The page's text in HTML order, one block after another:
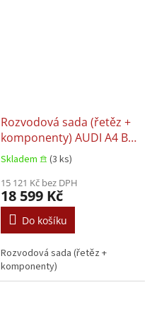
Rozvodová sada (řetěz +
komponenty) AUDI A4 B5,
Audi A4 B6, Audi A6 C4,
Audi A6 C5, Audi A8 D2,
Audi ALLROAD C5 SEAT
LEON, SEAT TOLEDO II
ŠKODA OCTAVIA I VW
GOLF IV, Volkswagen
PASSAT B5, Volkswagen
PASSAT B5.5 1.8-2.8
12.1995–06.2006
Skladem 𖠿 (3 ks)
15 121 Kč bez DPH
18 599 Kč
Do košíku
Rozvodová sada (řetěz +
komponenty)